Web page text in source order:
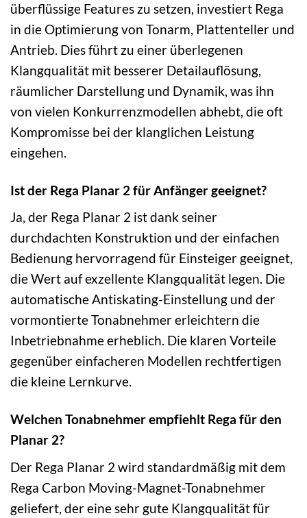
überflüssige Features zu setzen, investiert Rega
in die Optimierung von Tonarm, Plattenteller und
Antrieb. Dies führt zu einer überlegenen
Klangqualität mit besserer Detailauflösung,
räumlicher Darstellung und Dynamik, was ihn
von vielen Konkurrenzmodellen abhebt, die oft
Kompromisse bei der klanglichen Leistung
eingehen.
Ist der Rega Planar 2 für Anfänger geeignet?
Ja, der Rega Planar 2 ist dank seiner
durchdachten Konstruktion und der einfachen
Bedienung hervorragend für Einsteiger geeignet,
die Wert auf exzellente Klangqualität legen. Die
automatische Antiskating-Einstellung und der
vormontierte Tonabnehmer erleichtern die
Inbetriebnahme erheblich. Die klaren Vorteile
gegenüber einfacheren Modellen rechtfertigen
die kleine Lernkurve.
Welchen Tonabnehmer empfiehlt Rega für den
Planar 2?
Der Rega Planar 2 wird standardmäßig mit dem
Rega Carbon Moving-Magnet-Tonabnehmer
geliefert, der eine sehr gute Klangqualität für